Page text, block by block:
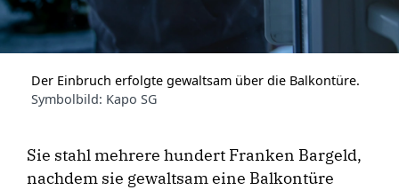
Der Einbruch erfolgte gewaltsam über die Balkontüre.
Symbolbild: Kapo SG
Sie stahl mehrere hundert Franken Bargeld,
nachdem sie gewaltsam eine Balkontüre